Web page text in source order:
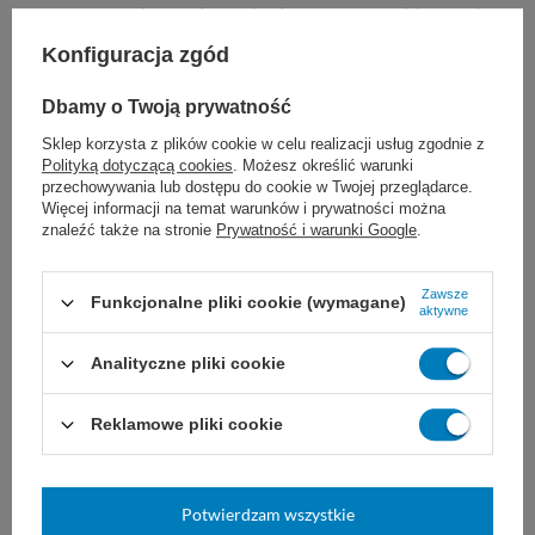
czyszczonej powierzchni, pozostawić na ok.
10-15 minut nie dopuszczając do
wyschnięcia. Szorować padem do zupełnego
usunięcia brudu i polimerów. Brud zebrać, a
następnie czyszczoną powierzchnię
zneutralizować dwukrotnie czystą wodą i
dokładnie osuszyć.
Przed pierwszym użyciem produktu, zaleca
się sprawdzenie jego działania w mało
widocznym miejscu.
Uwaga:Produkt może w czasie zmieniać
zabarwienie. Nie jest to wadą produktu i nie
Konfiguracja zgód
Dbamy o Twoją prywatność
Sklep korzysta z plików cookie w celu realizacji usług zgodnie z
Polityką dotyczącą cookies. Możesz określić warunki
przechowywania lub dostępu do cookie w Twojej przeglądarce.
Więcej informacji na temat warunków i prywatności można
znaleźć także na stronie Prywatność i warunki Google.
Funkcjonalne pliki cookie (wymagane)
Zawsze
aktywne
Analityczne pliki cookie
Reklamowe pliki cookie
Potwierdzam wszystkie